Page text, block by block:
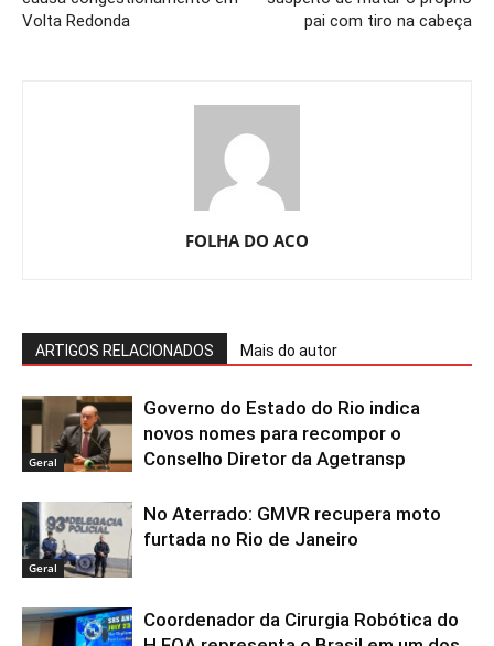
Volta Redonda
pai com tiro na cabeça
FOLHA DO ACO
ARTIGOS RELACIONADOS Mais do autor
Geral
Governo do Estado do Rio indica
novos nomes para recompor o
Conselho Diretor da Agetransp
Geral
No Aterrado: GMVR recupera moto
furtada no Rio de Janeiro
Coordenador da Cirurgia Robótica do